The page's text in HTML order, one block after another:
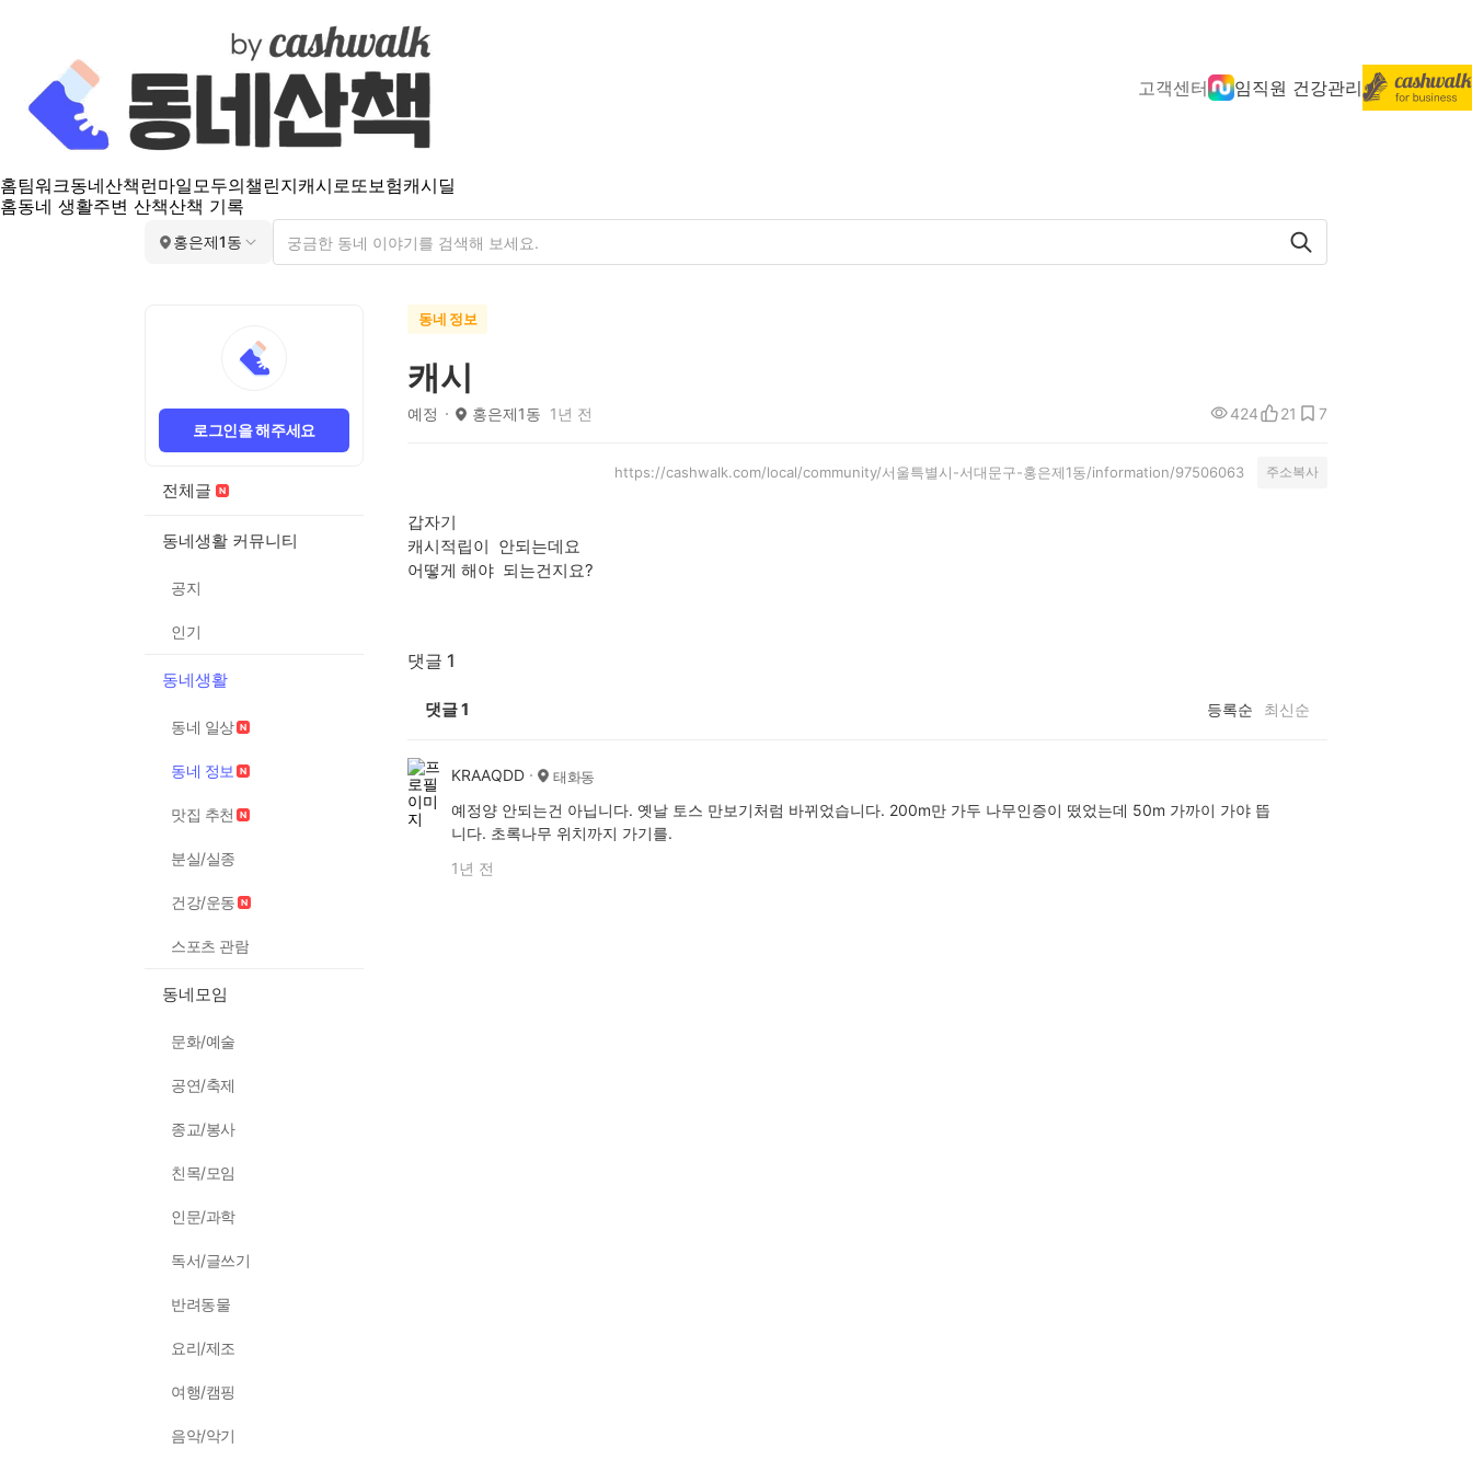
고객센터 임직원 건강관리
홈팀워크동네산책 런마일모두의챌린지캐시로또보험캐시딜
홈동네 생활주변 산책산책 기록
홍은제1동
로그인을 해주세요
전체글
동네생활 커뮤니티
공지
인기
동네생활
동네 일상
동네 정보
맛집 추천
분실/실종
건강/운동
스포츠 관람
동네모임
문화/예술
공연/축제
종교/봉사
친목/모임
인문/과학
독서/글쓰기
반려동물
요리/제조
여행/캠핑
음악/악기
동네 정보
캐시
예정 홍은제1동 1년 전 424 21 7
https://cashwalk.com/local/community/서울특별시-서대문구-홍은제1동/information/97506063 주소복사
갑자기
캐시적립이 안되는데요
어떻게 해야 되는건지요?
댓글 1
댓글1 등록순 최신순
KRAAQDD 태화동
예정양 안되는건 아닙니다. 옛날 토스 만보기처럼 바뀌었습니다. 200m만 가두 나무인증이 떴었는데 50m 가까이 가야 뜹
니다. 초록나무 위치까지 가기를.
1년 전